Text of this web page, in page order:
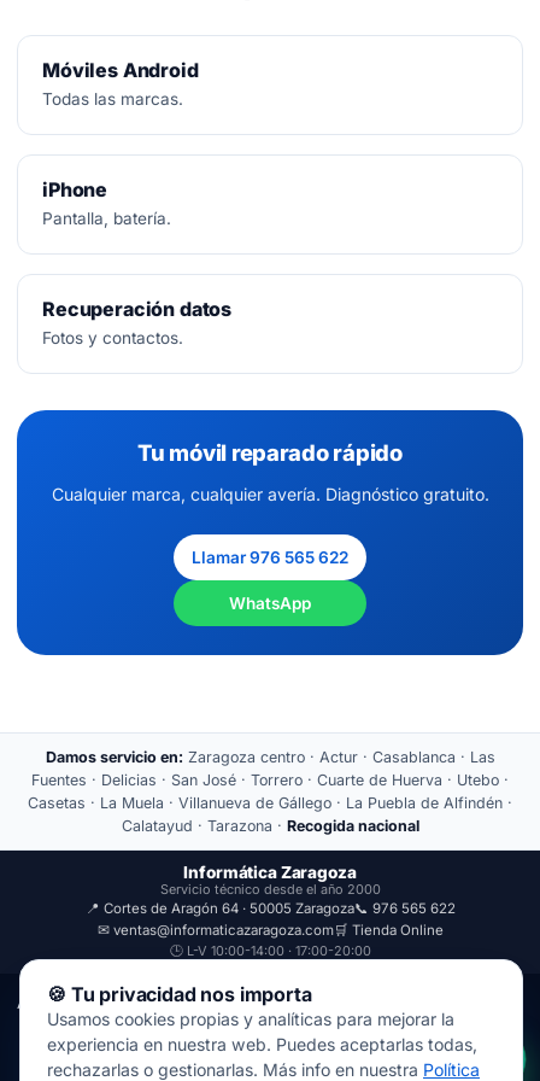
Móviles Android
Todas las marcas.
iPhone
Pantalla, batería.
Recuperación datos
Fotos y contactos.
Tu móvil reparado rápido
Cualquier marca, cualquier avería. Diagnóstico gratuito.
Llamar 976 565 622
WhatsApp
Damos servicio en: Zaragoza centro · Actur · Casablanca · Las
Fuentes · Delicias · San José · Torrero · Cuarte de Huerva · Utebo ·
Casetas · La Muela · Villanueva de Gállego · La Puebla de Alfindén ·
Calatayud · Tarazona · Recogida nacional
Informática Zaragoza
Servicio técnico desde el año 2000
📍 Cortes de Aragón 64 · 50005 Zaragoza📞 976 565 622
✉ ventas@informaticazaragoza.com🛒 Tienda Online
🕒 L-V 10:00-14:00 · 17:00-20:00
Aviso Legal
Política de Privacidad
© 2000-2026 · Javal Informática S.L. · Tienda Informática Zaragoza
· Reparación de Ordenadores, Portátiles y Móviles.
🍪 Tu privacidad nos importa
Usamos cookies propias y analíticas para mejorar la
experiencia en nuestra web. Puedes aceptarlas todas,
rechazarlas o gestionarlas. Más info en nuestra Política